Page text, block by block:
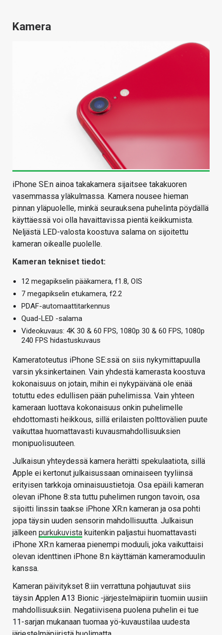
Kamera
iPhone SE:n ainoa takakamera sijaitsee takakuoren
vasemmassa yläkulmassa. Kamera nousee hieman
pinnan yläpuolelle, minkä seurauksena puhelinta pöydällä
käyttäessä voi olla havaittavissa pientä keikkumista.
Neljästä LED-valosta koostuva salama on sijoitettu
kameran oikealle puolelle.
Kameran tekniset tiedot:
12 megapikselin pääkamera, f1.8, OIS
7 megapikselin etukamera, f2.2
PDAF-automaattitarkennus
Quad-LED -salama
Videokuvaus: 4K 30 & 60 FPS, 1080p 30 & 60 FPS, 1080p
240 FPS hidastuskuvaus
Kameratoteutus iPhone SE:ssä on siis nykymittapuulla
varsin yksinkertainen. Vain yhdestä kamerasta koostuva
kokonaisuus on jotain, mihin ei nykypäivänä ole enää
totuttu edes edullisen pään puhelimissa. Vain yhteen
kameraan luottava kokonaisuus onkin puhelimelle
ehdottomasti heikkous, sillä erilaisten polttovälien puute
vaikuttaa huomattavasti kuvausmahdollisuuksien
monipuolisuuteen.
Julkaisun yhteydessä kamera herätti spekulaatiota, sillä
Apple ei kertonut julkaisussaan ominaiseen tyyliinsä
erityisen tarkkoja ominaisuustietoja. Osa epäili kameran
olevan iPhone 8:sta tuttu puhelimen rungon tavoin, osa
sijoitti linssin taakse iPhone XR:n kameran ja osa pohti
jopa täysin uuden sensorin mahdollisuutta. Julkaisun
jälkeen purkukuvista kuitenkin paljastui huomattavasti
iPhone XR:n kameraa pienempi moduuli, joka vaikuttaisi
olevan identtinen iPhone 8:n käyttämän kameramoduulin
kanssa.
Kameran päivitykset 8:iin verrattuna pohjautuvat siis
täysin Applen A13 Bionic -järjestelmäpiirin tuomiin uusiin
mahdollisuuksiin. Negatiivisena puolena puhelin ei tue
11-sarjan mukanaan tuomaa yö-kuvaustilaa uudesta